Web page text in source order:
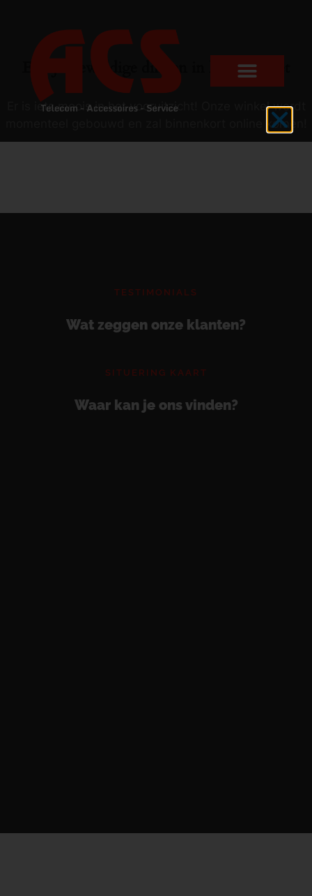
Er zijn geweldige dingen in het verschiet
Er is iets moois in het vooruitzicht! Onze winkel wordt
momenteel gebouwd en zal binnenkort online komen!
TESTIMONIALS
Wat zeggen onze klanten?
SITUERING KAART
Waar kan je ons vinden?